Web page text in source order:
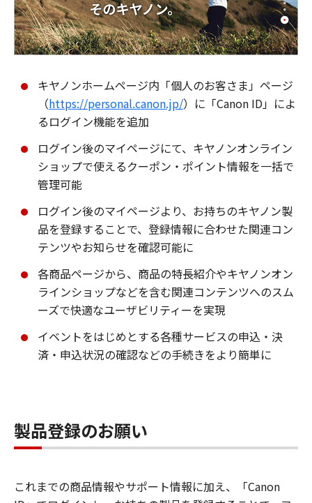
キヤノンホームページ内「個人のお客さま」ページ
（https://personal.canon.jp/）に「Canon ID」によ
るログイン機能を追加
ログイン後のマイページにて、キヤノンオンライン
ショップで使えるクーポン・ポイント情報を一括で
管理可能
ログイン後のマイページより、お持ちのキヤノン製
品を登録することで、登録情報に合わせた関連コン
テンツやお知らせを確認可能に
各商品ページから、商品の特長紹介やキヤノンオン
ラインショップなどを含む関連コンテンツへのスム
ーズで快適なユーザビリティーを実現
イベントをはじめとする各種サービスの申込・決
済・申込状況の確認などの手続きをより簡単に
製品登録のお願い
これまでの商品情報やサポート情報に加え、「Canon